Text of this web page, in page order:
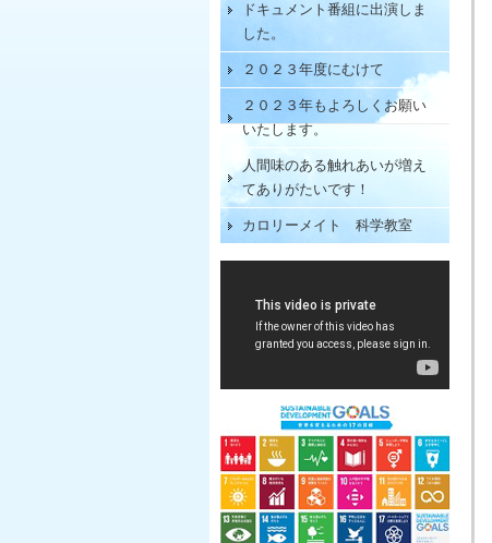
ドキュメント番組に出演しま
した。
２０２３年度にむけて
２０２３年もよろしくお願い
いたします。
人間味のある触れあいが増え
てありがたいです！
カロリーメイト 科学教室